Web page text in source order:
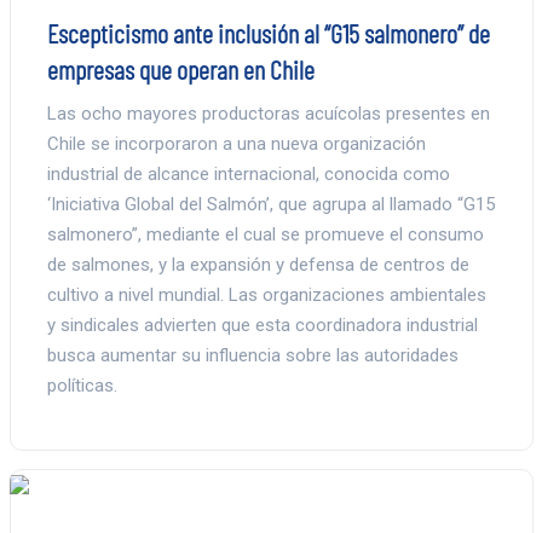
Escepticismo ante inclusión al “G15 salmonero” de
empresas que operan en Chile
Las ocho mayores productoras acuícolas presentes en
Chile se incorporaron a una nueva organización
industrial de alcance internacional, conocida como
‘Iniciativa Global del Salmón’, que agrupa al llamado “G15
salmonero”, mediante el cual se promueve el consumo
de salmones, y la expansión y defensa de centros de
cultivo a nivel mundial. Las organizaciones ambientales
y sindicales advierten que esta coordinadora industrial
busca aumentar su influencia sobre las autoridades
políticas.